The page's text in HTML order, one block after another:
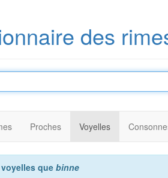
des
Proches Voyelles
voyelles que binne